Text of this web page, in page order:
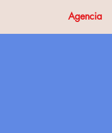
Agencia